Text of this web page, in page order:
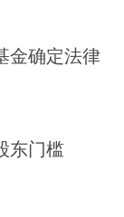
金确定法律
东门槛